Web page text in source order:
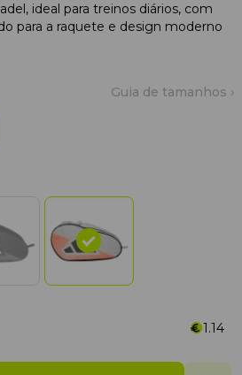
ideal para treinos diários, com
para a raquete e design moderno
Guia de tamanhos ›
1.14